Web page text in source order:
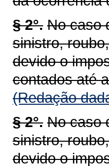
§ 2°. No caso
sinistro,
devido o
contados até
(Redação
§ 2°. No caso
sinistro,
devido o